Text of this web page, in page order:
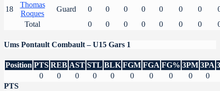
18
Thomas
Roques
Guard 0 0 0 0 0 0 0
Total
0 0 0 0 0 0 0
Ums Pontault Combault – U15 Gars 1
Position PTS REB AST STL BLK FGM FGA FG% 3PM 3PA
0
0 0 0 0 0 0 0 0
0
PTS